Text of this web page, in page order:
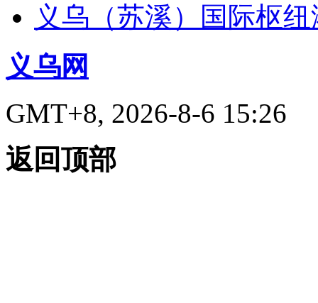
义乌（苏溪）国际枢
义乌网
GMT+8, 2026-8-6 15:26
返回顶部